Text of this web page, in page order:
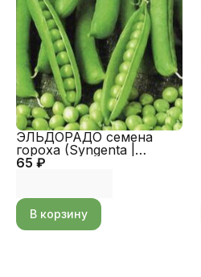
65 ₽
ЭЛЬДОРАДО семена
гороха (Syngenta |
Alexagro)
В корзину